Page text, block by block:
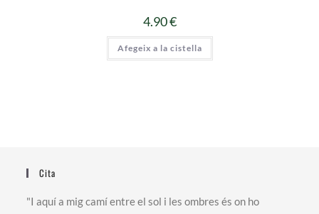
4.90€
Afegeix a la cistella
Cita
"I aquí a mig camí entre el sol i les ombres és on ho